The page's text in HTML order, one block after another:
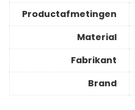
Productafmetingen
Material
Fabrikant
Brand